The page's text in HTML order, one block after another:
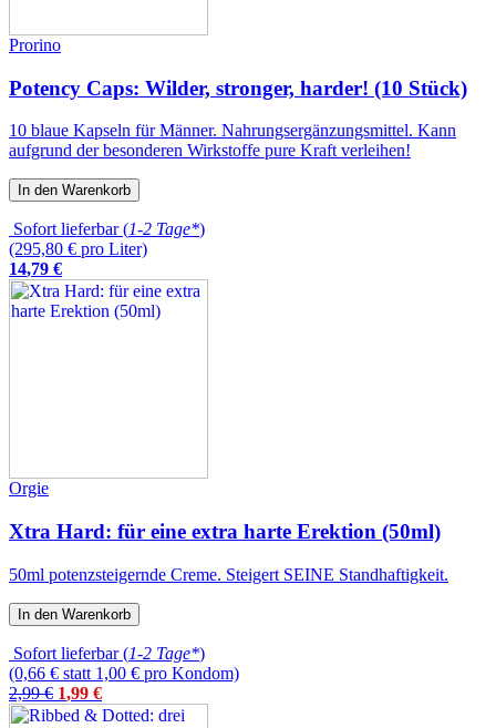
Prorino
Potency Caps: Wilder, stronger, harder! (10 Stück)
10 blaue Kapseln für Männer. Nahrungsergänzungsmittel. Kann
aufgrund der besonderen Wirkstoffe pure Kraft verleihen!
In den Warenkorb
Sofort lieferbar (1-2 Tage*)
(295,80 € pro Liter)
14,79 €
Orgie
Xtra Hard: für eine extra harte Erektion (50ml)
50ml potenzsteigernde Creme. Steigert SEINE Standhaftigkeit.
In den Warenkorb
Sofort lieferbar (1-2 Tage*)
(0,66 € statt 1,00 € pro Kondom)
2,99 € 1,99 €